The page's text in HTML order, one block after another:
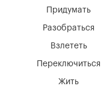
Придумать
Разобраться
Взлететь
Переключиться
Жить